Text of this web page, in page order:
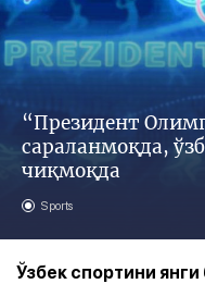
“Президент
сараланмоқда,
чиқмоқда
Sports
Ўзбек спортини